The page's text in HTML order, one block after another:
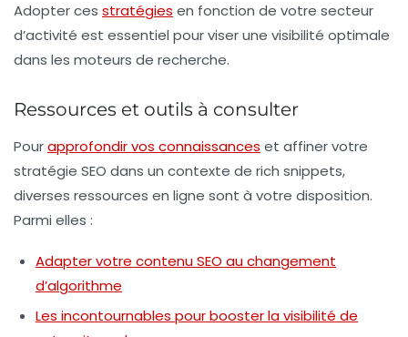
Adopter ces stratégies en fonction de votre secteur
d’activité est essentiel pour viser une visibilité optimale
dans les moteurs de recherche.
Ressources et outils à consulter
Pourapprofondir vos connaissances et affiner votre
stratégie SEO dans un contexte de rich snippets,
diverses ressources en ligne sont à votre disposition.
Parmi elles :
Adapter votre contenu SEO au changement
d’algorithme
Les incontournables pour booster la visibilité de